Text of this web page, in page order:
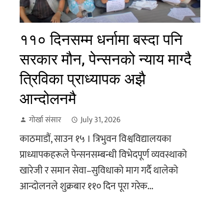
११० दिनसम्म धर्नामा बस्दा पनि
सरकार मौन, पेन्सनको न्याय माग्दै
त्रिविका प्राध्यापक अझै
आन्दोलनमै
गोर्खा संसार July 31, 2026
काठमाडौं, साउन १५ । त्रिभुवन विश्वविद्यालयका
प्राध्यापकहरूले पेन्सनसम्बन्धी विभेदपूर्ण व्यवस्थाको
खारेजी र समान सेवा–सुविधाको माग गर्दै थालेको
आन्दोलनले शुक्रबार ११० दिन पूरा गरेक...